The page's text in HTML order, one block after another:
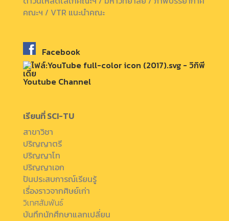
คณะฯ / VTR แนะนำคณะ
Facebook
Youtube Channel
เรียนที่ SCI-TU
สาขาวิชา
ปริญญาตรี
ปริญญาโท
ปริญญาเอก
ปันประสบการณ์เรียนรู้
เรื่องราวจากศิษย์เก่า
วิเทศสัมพันธ์
บันทึกนักศึกษาแลกเปลี่ยน